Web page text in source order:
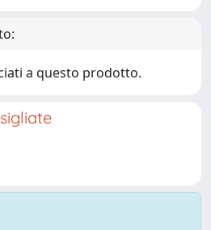
a questo prodotto.